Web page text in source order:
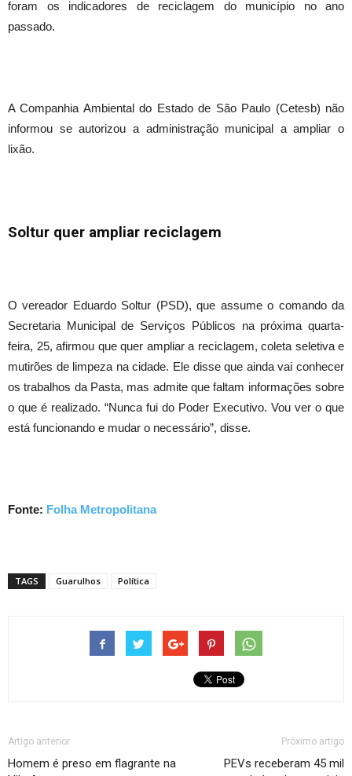
foram os indicadores de reciclagem do município no ano
passado.
A Companhia Ambiental do Estado de São Paulo (Cetesb) não
informou se autorizou a administração municipal a ampliar o
lixão.
Soltur quer ampliar reciclagem
O vereador Eduardo Soltur (PSD), que assume o comando da
Secretaria Municipal de Serviços Públicos na próxima quarta-
feira, 25, afirmou que quer ampliar a reciclagem, coleta seletiva e
mutirões de limpeza na cidade. Ele disse que ainda vai conhecer
os trabalhos da Pasta, mas admite que faltam informações sobre
o que é realizado. “Nunca fui do Poder Executivo. Vou ver o que
está funcionando e mudar o necessário”, disse.
Fonte: Folha Metropolitana
TAGS Guarulhos Política
Artigo anterior
Homem é preso em flagrante na
Próximo artigo
PEVs receberam 45 mil